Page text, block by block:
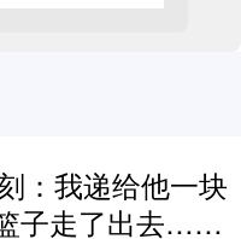
：我递给他一块
子走了出去……